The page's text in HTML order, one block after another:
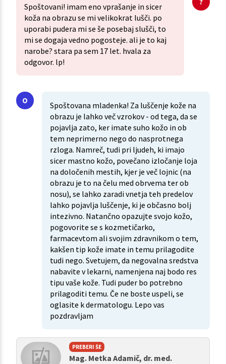
Spoštovani! imam eno vprašanje in sicer
koža na obrazu se mi velikokrat lušči. po
uporabi pudera mi se še posebaj slušči, to
mi se dogaja vedno pogosteje. ali je to kaj
narobe? stara pa sem 17 let. hvala za
odgovor. lp!
Spoštovana mladenka! Za luščenje kože na
obrazu je lahko več vzrokov - od tega, da se
pojavlja zato, ker imate suho kožo in ob
tem neprimerno nego do nasprotnega
rzloga. Namreč, tudi pri ljudeh, ki imajo
sicer mastno kožo, povečano izločanje loja
na določenih mestih, kjer je več lojnic (na
obrazu je to na čelu med obrvema ter ob
nosu), se lahko zaradi vnetja teh predelov
lahko pojavlja luščenje, ki je občasno bolj
intezivno. Natančno opazujte svojo kožo,
pogovorite se s kozmetičarko,
farmacevtom ali svojim zdravnikom o tem,
kakšen tip kože imate in temu prilagodite
tudi nego. Svetujem, da negovalna sredstva
nabavite v lekarni, namenjena naj bodo res
tipu vaše kože. Tudi puder bo potrebno
prilagoditi temu. Če ne boste uspeli, se
oglasite k dermatologu. Lepo vas
pozdravljam
PREBERI ŠE
Mag. Metka Adamič, dr. med.